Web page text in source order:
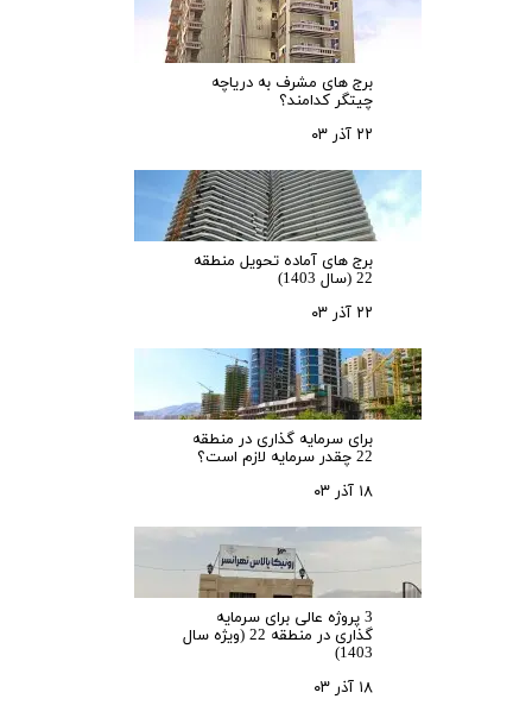
برج های مشرف به دریاچه
چیتگر کدامند؟
۲۲ آذر ۰۳
برج های آماده تحویل منطقه
22 (سال 1403)
۲۲ آذر ۰۳
برای سرمایه‌ گذاری در منطقه
22 چقدر سرمایه لازم است؟
۱۸ آذر ۰۳
3 پروژه عالی برای سرمایه
گذاری در منطقه 22 (ویژه سال
1403)
۱۸ آذر ۰۳